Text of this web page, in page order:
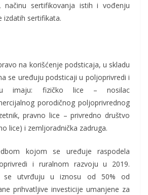
načinu sertifikovanja istih i vođenju
izdatih sertifikata.
na korišćenje podsticaja, u skladu
se uređuju podsticaji u poljoprivredi i
imaju: fizičko lice – nosilac
porodičnog poljoprivrednog
pravno lice – privredno društvo
lice) i zemljoradnička zadruga.
kojom se uređuje raspodela
i ruralnom razvoju u 2019.
se utvrđuju u iznosu od 50% od
prihvatljive investicije umanjene za